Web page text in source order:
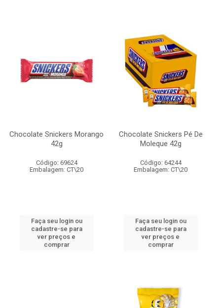
Chocolate Snickers Morango
42g
Código: 69624
Embalagem: CT\20
Faça seu login ou
cadastre-se para
ver preços e
comprar
Chocolate Snickers Pé De
Moleque 42g
Código: 64244
Embalagem: CT\20
Faça seu login ou
cadastre-se para
ver preços e
comprar